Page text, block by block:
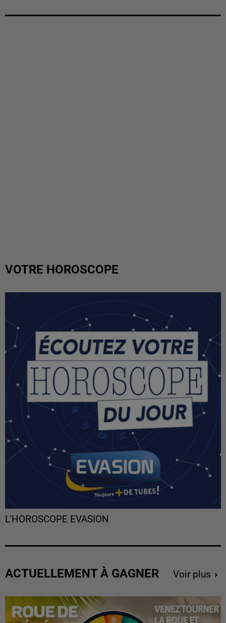
VOTRE HOROSCOPE
L'HOROSCOPE EVASION
ACTUELLEMENT À GAGNER Voir plus